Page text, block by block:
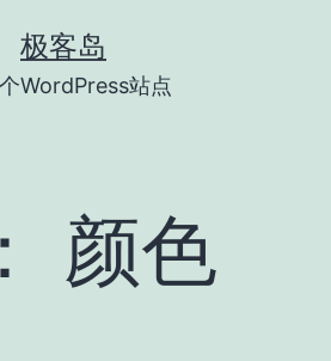
极客岛
WordPress站点
颜色